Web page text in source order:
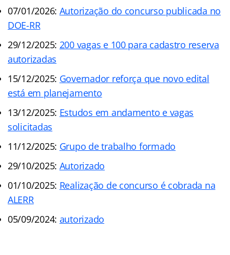
07/01/2026: Autorização do concurso publicada no
DOE-RR
29/12/2025: 200 vagas e 100 para cadastro reserva
autorizadas
15/12/2025: Governador reforça que novo edital
está em planejamento
13/12/2025: Estudos em andamento e vagas
solicitadas
11/12/2025: Grupo de trabalho formado
29/10/2025: Autorizado
01/10/2025: Realização de concurso é cobrada na
ALERR
05/09/2024: autorizado